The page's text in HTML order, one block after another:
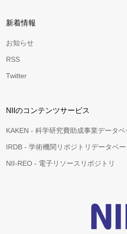
新着情報
お知らせ
RSS
Twitter
NIIのコンテンツサービス
KAKEN - 科学研究費助成事業データベ
IRDB - 学術機関リポジトリデータベー
NII-REO - 電子リソースリポジトリ